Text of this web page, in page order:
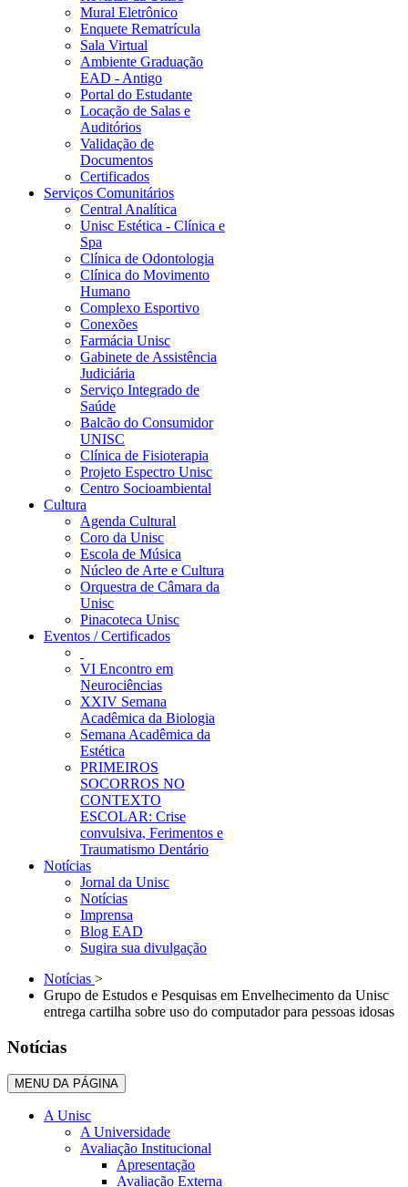
Mural Eletrônico
Enquete Rematrícula
Sala Virtual
Ambiente Graduação
EAD - Antigo
Portal do Estudante
Locação de Salas e
Auditórios
Validação de
Documentos
Certificados
Serviços Comunitários
Central Analítica
Unisc Estética - Clínica e
Spa
Clínica de Odontologia
Clínica do Movimento
Humano
Complexo Esportivo
Conexões
Farmácia Unisc
Gabinete de Assistência
Judiciária
Serviço Integrado de
Saúde
Balcão do Consumidor
UNISC
Clínica de Fisioterapia
Projeto Espectro Unisc
Centro Socioambiental
Cultura
Agenda Cultural
Coro da Unisc
Escola de Música
Núcleo de Arte e Cultura
Orquestra de Câmara da
Unisc
Pinacoteca Unisc
Eventos / Certificados
VI Encontro em
Neurociências
XXIV Semana
Acadêmica da Biologia
Semana Acadêmica da
Estética
PRIMEIROS
SOCORROS NO
CONTEXTO
ESCOLAR: Crise
convulsiva, Ferimentos e
Traumatismo Dentário
Notícias
Jornal da Unisc
Notícias
Imprensa
Blog EAD
Sugira sua divulgação
Notícias >
Grupo de Estudos e Pesquisas em Envelhecimento da Unisc
entrega cartilha sobre uso do computador para pessoas idosas
Notícias
MENU DA PÁGINA
A Unisc
A Universidade
Avaliação Institucional
Apresentação
Avaliação Externa